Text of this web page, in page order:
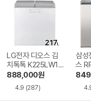
LG전자 디오스 김
치톡톡 K225LW12
1
888,000원
4.9 (287)
삼성
스